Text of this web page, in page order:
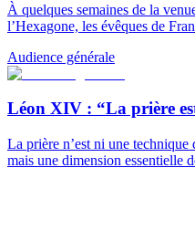
À quelques semaines de la
l’Hexagone, les évêques de
Audience générale
Léon XIV : “La prière
La prière n’est ni une
mais une dimension essentielle